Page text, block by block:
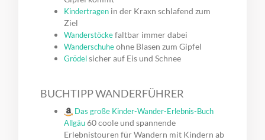
Kindertragen in der Kraxn schlafend zum
Ziel
Wanderstöckefaltbar immer dabei
Wanderschuheohne Blasen zum Gipfel
Grödelsicher auf Eis und Schnee
BUCHTIPP WANDERFÜHRER
Das große Kinder-Wander-Erlebnis-Buch
Allgäu60 coole und spannende
Erlebnistouren für Wandern mit Kindern ab